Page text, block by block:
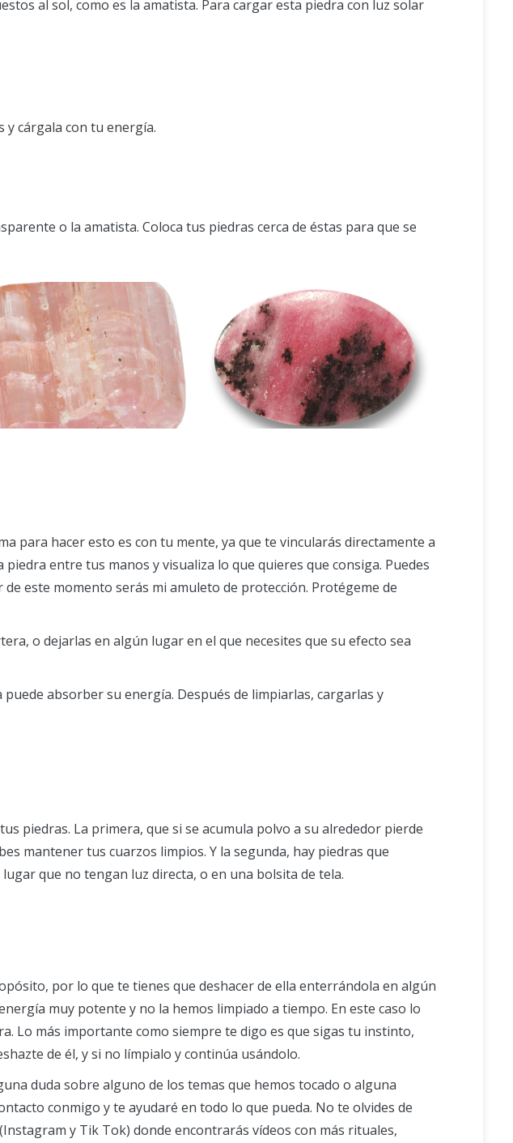
al sol, como es la amatista. Para cargar esta piedra con luz solar
cárgala con tu energía.
o la amatista. Coloca tus piedras cerca de éstas para que se
para hacer esto es con tu mente, ya que te vincularás directamente a
entre tus manos y visualiza lo que quieres que consiga. Puedes
este momento serás mi amuleto de protección. Protégeme de
o dejarlas en algún lugar en el que necesites que su efecto sea
absorber su energía. Después de limpiarlas, cargarlas y
piedras. La primera, que si se acumula polvo a su alrededor pierde
mantener tus cuarzos limpios. Y la segunda, hay piedras que
que no tengan luz directa, o en una bolsita de tela.
por lo que te tienes que deshacer de ella enterrándola en algún
muy potente y no la hemos limpiado a tiempo. En este caso lo
Lo más importante como siempre te digo es que sigas tu instinto,
de él, y si no límpialo y continúa usándolo.
duda sobre alguno de los temas que hemos tocado o alguna
conmigo y te ayudaré en todo lo que pueda. No te olvides de
y Tik Tok) donde encontrarás vídeos con más rituales,